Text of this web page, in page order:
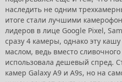
наследить не одним
итоге стали лучшими
лидеров в лице Google Pixel,
сразу 4 камеры, однако эту
маслом, ведь вместо
использовала дешевый спред.
камер Galaxy A9 и A9s, но на